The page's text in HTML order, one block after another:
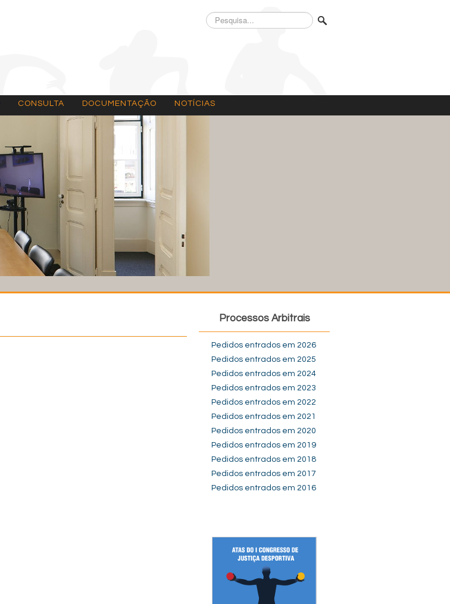
Pesquisa...
CONSULTA DOCUMENTAÇÃO NOTÍCIAS
Processos Arbitrais
Pedidos entrados em 2026
Pedidos entrados em 2025
Pedidos entrados em 2024
Pedidos entrados em 2023
Pedidos entrados em 2022
Pedidos entrados em 2021
Pedidos entrados em 2020
Pedidos entrados em 2019
Pedidos entrados em 2018
Pedidos entrados em 2017
Pedidos entrados em 2016